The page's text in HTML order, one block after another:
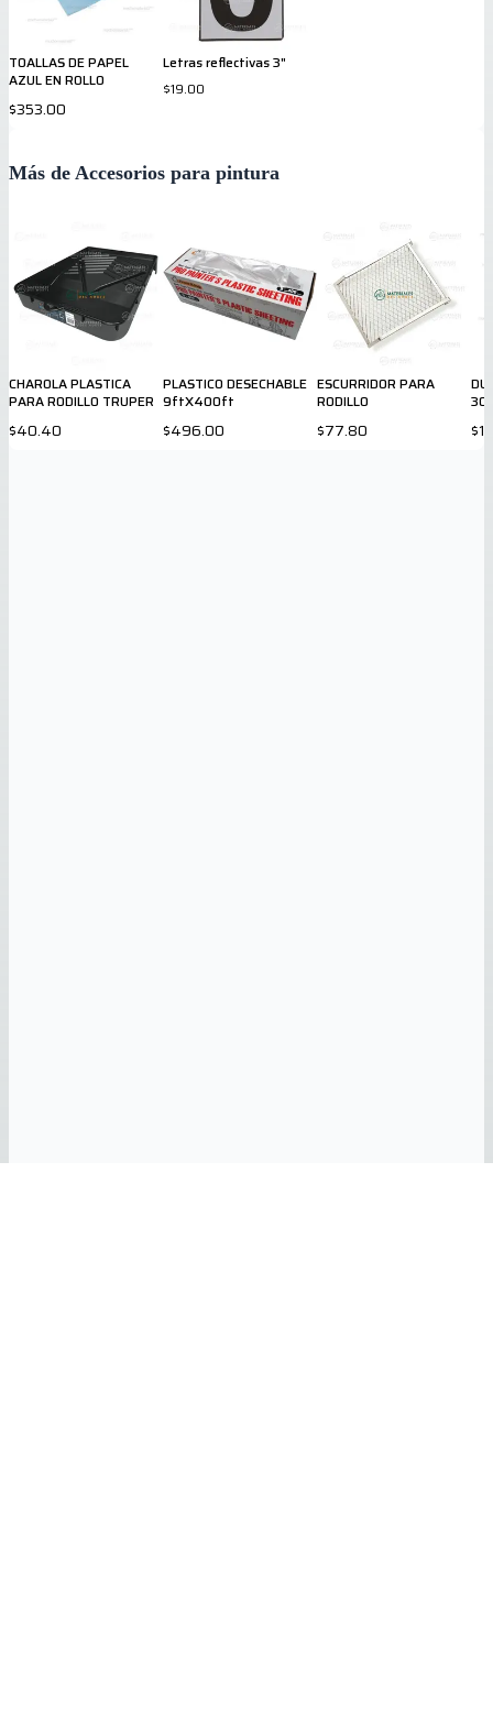
TOALLAS DE PAPEL
AZUL EN ROLLO
$353.00
Letras reflectivas 3"
$19.00
Más de Accesorios para pintura
CHAROLA PLASTICA
PARA RODILLO TRUPER
$40.40
PLASTICO DESECHABLE
9ftX400ft
$496.00
ESCURRIDOR PARA
RODILLO
$77.80